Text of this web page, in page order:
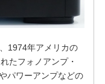
1974年アメリカの
たフォノアンプ・
パワーアンプなどの